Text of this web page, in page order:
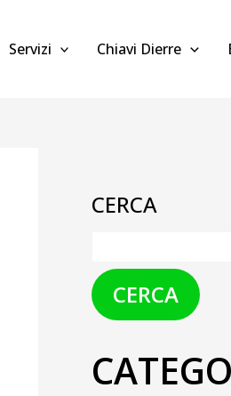
Servizi Chiavi Dierre
CERCA
CERCA